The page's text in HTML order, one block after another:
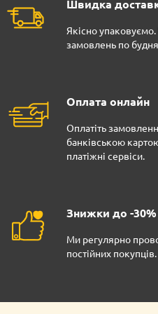
Швидка
Якісно
замовлень по
Оплата онлайн
Оплатіть
банківською
платіжні сервіси.
Знижки до -30%
Ми регулярно
постійних покупців.